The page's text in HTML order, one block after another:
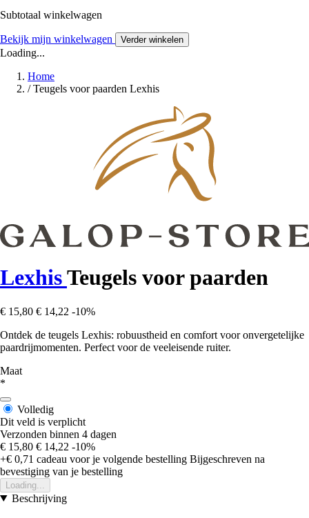
Subtotaal winkelwagen
Bekijk mijn winkelwagen Verder winkelen
Loading...
Home
/ Teugels voor paarden Lexhis
LexhisTeugels voor paarden
€ 15,80 € 14,22 -10%
Ontdek de teugels Lexhis: robuustheid en comfort voor onvergetelijke
paardrijmomenten. Perfect voor de veeleisende ruiter.
Maat
*
Volledig
Dit veld is verplicht
Verzonden binnen 4 dagen
€ 15,80 € 14,22 -10%
+€ 0,71 cadeau voor je volgende bestelling Bijgeschreven na
bevestiging van je bestelling
Loading...
Beschrijving